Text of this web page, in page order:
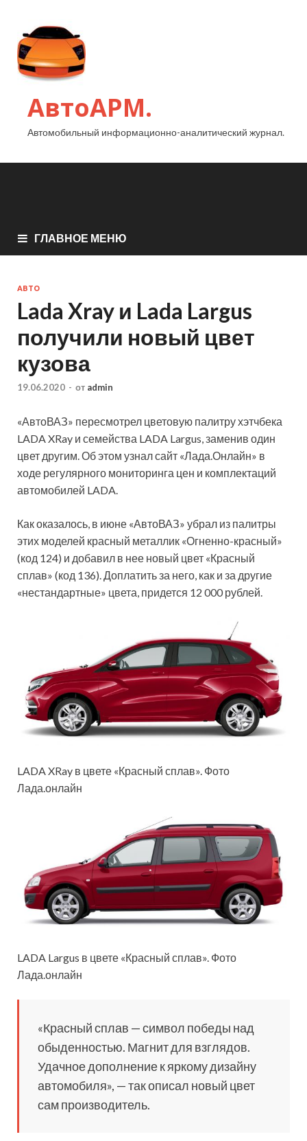
АвтоАРМ.
Автомобильный информационно-аналитический журнал.
ГЛАВНОЕ МЕНЮ
АВТО
Lada Xray и Lada Largus
получили новый цвет
кузова
19.06.2020 - от admin
«АвтоВАЗ» пересмотрел цветовую палитру хэтчбека
LADA XRay и семейства LADA Largus, заменив один
цвет другим. Об этом узнал сайт «Лада.Онлайн» в
ходе регулярного мониторинга цен и комплектаций
автомобилей LADA.
Как оказалось, в июне «АвтоВАЗ» убрал из палитры
этих моделей красный металлик «Огненно-красный»
(код 124) и добавил в нее новый цвет «Красный
сплав» (код 136). Доплатить за него, как и за другие
«нестандартные» цвета, придется 12 000 рублей.
LADA XRay в цвете «Красный сплав». Фото
Лада.онлайн
LADA Largus в цвете «Красный сплав». Фото
Лада.онлайн
«Красный сплав — символ победы над
обыденностью. Магнит для взглядов.
Удачное дополнение к яркому дизайну
автомобиля», — так описал новый цвет
сам производитель.